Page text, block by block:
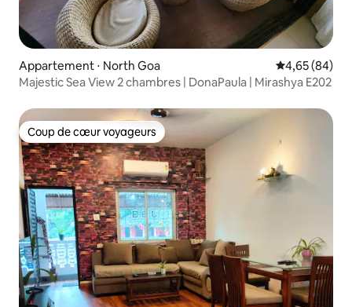
Appartement ⋅ North Goa Évaluation
4,65 (84)
Majestic Sea View 2 chambres | DonaPaula | Mirashya E202
Coup de cœur voyageurs
Coup de cœur voyageurs